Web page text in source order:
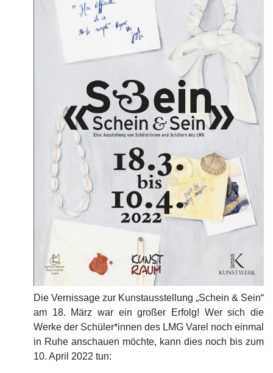
Die Vernissage zur Kunstausstellung „Schein & Sein“
am 18. März war ein großer Erfolg! Wer sich die
Werke der Schüler*innen des LMG Varel noch einmal
in Ruhe anschauen möchte, kann dies noch bis zum
10. April 2022 tun: